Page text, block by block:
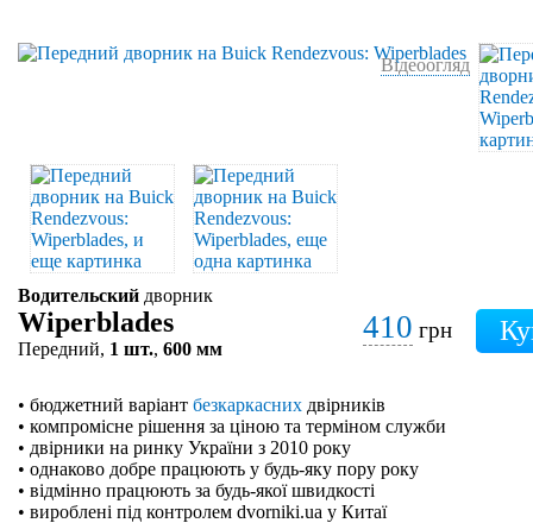
Відеоогляд
Водительский дворник
Wiperblades
Передний, 1 шт., 600 мм
410 грн
• бюджетний варіант безкаркасних двірників
• компромісне рішення за ціною та терміном служби
• двірники на ринку України з 2010 року
• однаково добре працюють у будь-яку пору року
• відмінно працюють за будь-якої швидкості
• вироблені під контролем dvorniki.ua у Китаї